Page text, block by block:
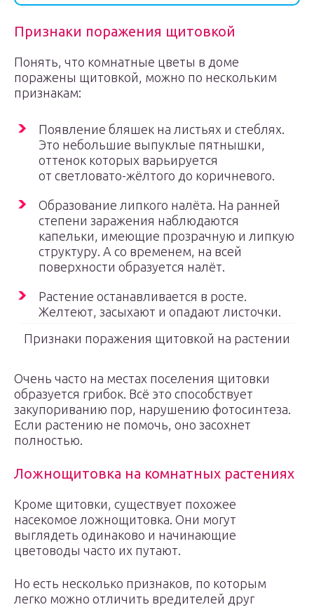
Признаки поражения щитовкой
Понять, что комнатные цветы в доме
поражены щитовкой, можно по нескольким
признакам:
Появление бляшек на листьях и стеблях.
Это небольшие выпуклые пятнышки,
оттенок которых варьируется
от светловато-жёлтого до коричневого.
Образование липкого налёта. На ранней
степени заражения наблюдаются
капельки, имеющие прозрачную и липкую
структуру. А со временем, на всей
поверхности образуется налёт.
Растение останавливается в росте.
Желтеют, засыхают и опадают листочки.
Признаки поражения щитовкой на растении
Очень часто на местах поселения щитовки
образуется грибок. Всё это способствует
закупориванию пор, нарушению фотосинтеза.
Если растению не помочь, оно засохнет
полностью.
Ложнощитовка на комнатных растениях
Кроме щитовки, существует похожее
насекомое ложнощитовка. Они могут
выглядеть одинаково и начинающие
цветоводы часто их путают.
Но есть несколько признаков, по которым
легко можно отличить вредителей друг